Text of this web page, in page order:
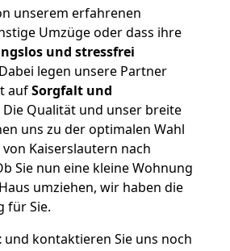
unserem erfahrenen
Umzüge oder dass ihre
und stressfrei
legen unsere Partner
aufSorgfalt und
Die Qualität und unser breite
uns zu der optimalen Wahl
Kaiserslautern nach
Sie nun eine kleine Wohnung
umziehen, wir haben die
für Sie.
und kontaktieren Sie uns noch